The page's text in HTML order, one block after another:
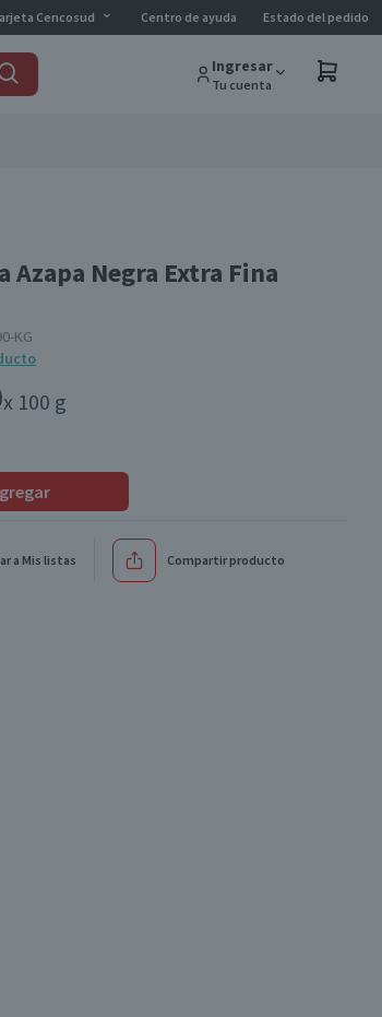
Cencosud Centro de ayuda Estado del pedido
Ingresar
Tu cuenta
Azapa Negra Extra Fina
KG
x 100 g
a Mis listas Compartir producto